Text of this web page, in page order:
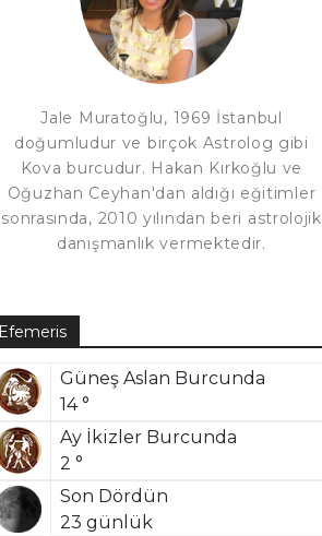
Jale Muratoğlu, 1969 İstanbul
doğumludur ve birçok Astrolog gibi
Kova burcudur. Hakan Kırkoğlu ve
Oğuzhan Ceyhan'dan aldığı eğitimler
sonrasında, 2010 yılından beri astrolojik
danışmanlık vermektedir.
Güneş Aslan Burcunda
14 °
Ay İkizler Burcunda
2 °
Son Dördün
23 günlük